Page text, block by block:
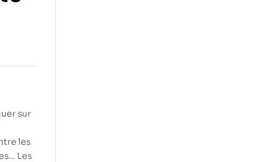
sur
les
Les